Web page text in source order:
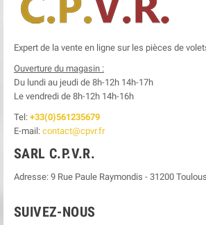
Expert de la vente en ligne sur les pièces de
Ouverture du magasin :
Du lundi au jeudi de 8h-12h 14h-17h
Le vendredi de 8h-12h 14h-16h
Tel: +33(0)561235679
E-mail: contact@cpvr.fr
SARL C.P.V.R.
Adresse: 9 Rue Paule Raymondis - 31200
SUIVEZ-NOUS